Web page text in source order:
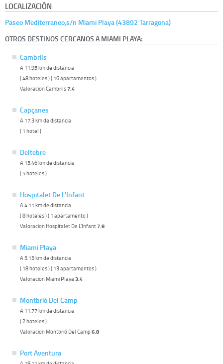
LOCALIZACIÓN
Paseo Mediterraneo,s/n Miami Playa (43892 Tarragona)
OTROS DESTINOS CERCANOS A MIAMI PLAYA:
Cambrils
A 11.95 km de distancia
( 48 hoteles ) ( 16 apartamentos )
Valoracion Cambrils7.4
Capçanes
A 17.3 km de distancia
( 1 hotel )
Deltebre
A 15.46 km de distancia
( 5 hoteles )
Hospitalet De L'Infant
A 4.11 km de distancia
( 8 hoteles ) ( 1 apartamento )
Valoracion Hospitalet De L'Infant7.8
Miami Playa
A 5.15 km de distancia
( 18 hoteles ) ( 13 apartamentos )
Valoracion Miami Playa 3.4
Montbrió Del Camp
A 11.77 km de distancia
( 2 hoteles )
Valoracion Montbrió Del Camp6.8
Port Aventura